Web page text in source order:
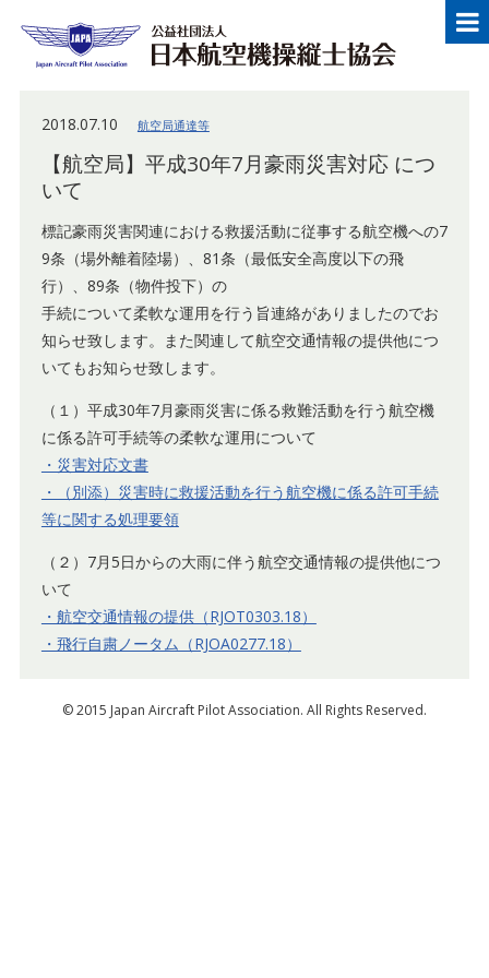
Japan Aircraft Pilot Association 公
2018.07.10 航空局通達等
【航空局】平成30年7月豪雨災害対応 につ
いて
標記豪雨災害関連における救援活動に従事する航空機への7
9条（場外離着陸場）、81条（最低安全高度以下の飛
行）、89条（物件投下）の
手続について柔軟な運用を行う旨連絡がありましたのでお
知らせ致します。また関連して航空交通情報の提供他につ
いてもお知らせ致します。
（１）平成30年7月豪雨災害に係る救難活動を行う航空機
に係る許可手続等の柔軟な運用について
・災害対応文書
・（別添）災害時に救援活動を行う航空機に係る許可手続
等に関する処理要領
（２）7月5日からの大雨に伴う航空交通情報の提供他につ
いて
・航空交通情報の提供（RJOT0303.18）
・飛行自粛ノータム（RJOA0277.18）
© 2015 Japan Aircraft Pilot Association. All Rights Reserved.